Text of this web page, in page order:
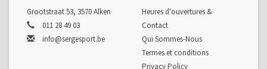
Grootstraat 53, 3570 Alken
011 28 49 03
info@sergesport.be
Heures d'ouvertures &
Contact
Qui Sommes-Nous
Termes et conditions
Privacy Policy